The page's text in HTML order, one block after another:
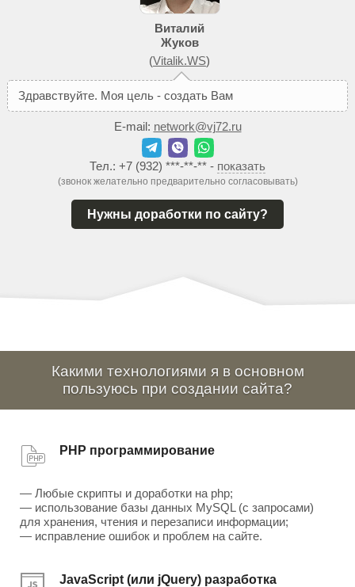
Виталий
Жуков
(Vitalik.WS)
Здравствуйте. Моя цель - создать Вам
E-mail: network@vj72.ru
Тел.: +7 (932) ***-**-** - показать
(звонок желательно предварительно согласовывать)
Нужны доработки по сайту?
Какими технологиями я в основном
пользуюсь при создании сайта?
PHP программирование
— Любые скрипты и доработки на php;
— использование базы данных MySQL (с запросами)
для хранения, чтения и перезаписи информации;
— исправление ошибок и проблем на сайте.
JavaScript (или jQuery) разработка